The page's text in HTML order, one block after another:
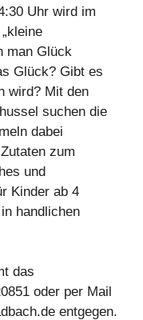
Uhr wird im
man Glück
Glück? Gibt es
wird? Mit den
suchen die
dabei
zum
und
Kinder ab 4
handlichen
das
oder per Mail
entgegen.